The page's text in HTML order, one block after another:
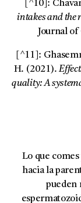
[^10]:
intakes and the
Journal
[^11]:
H. (2021).
quality: A
Lo que
hacia la
pueden